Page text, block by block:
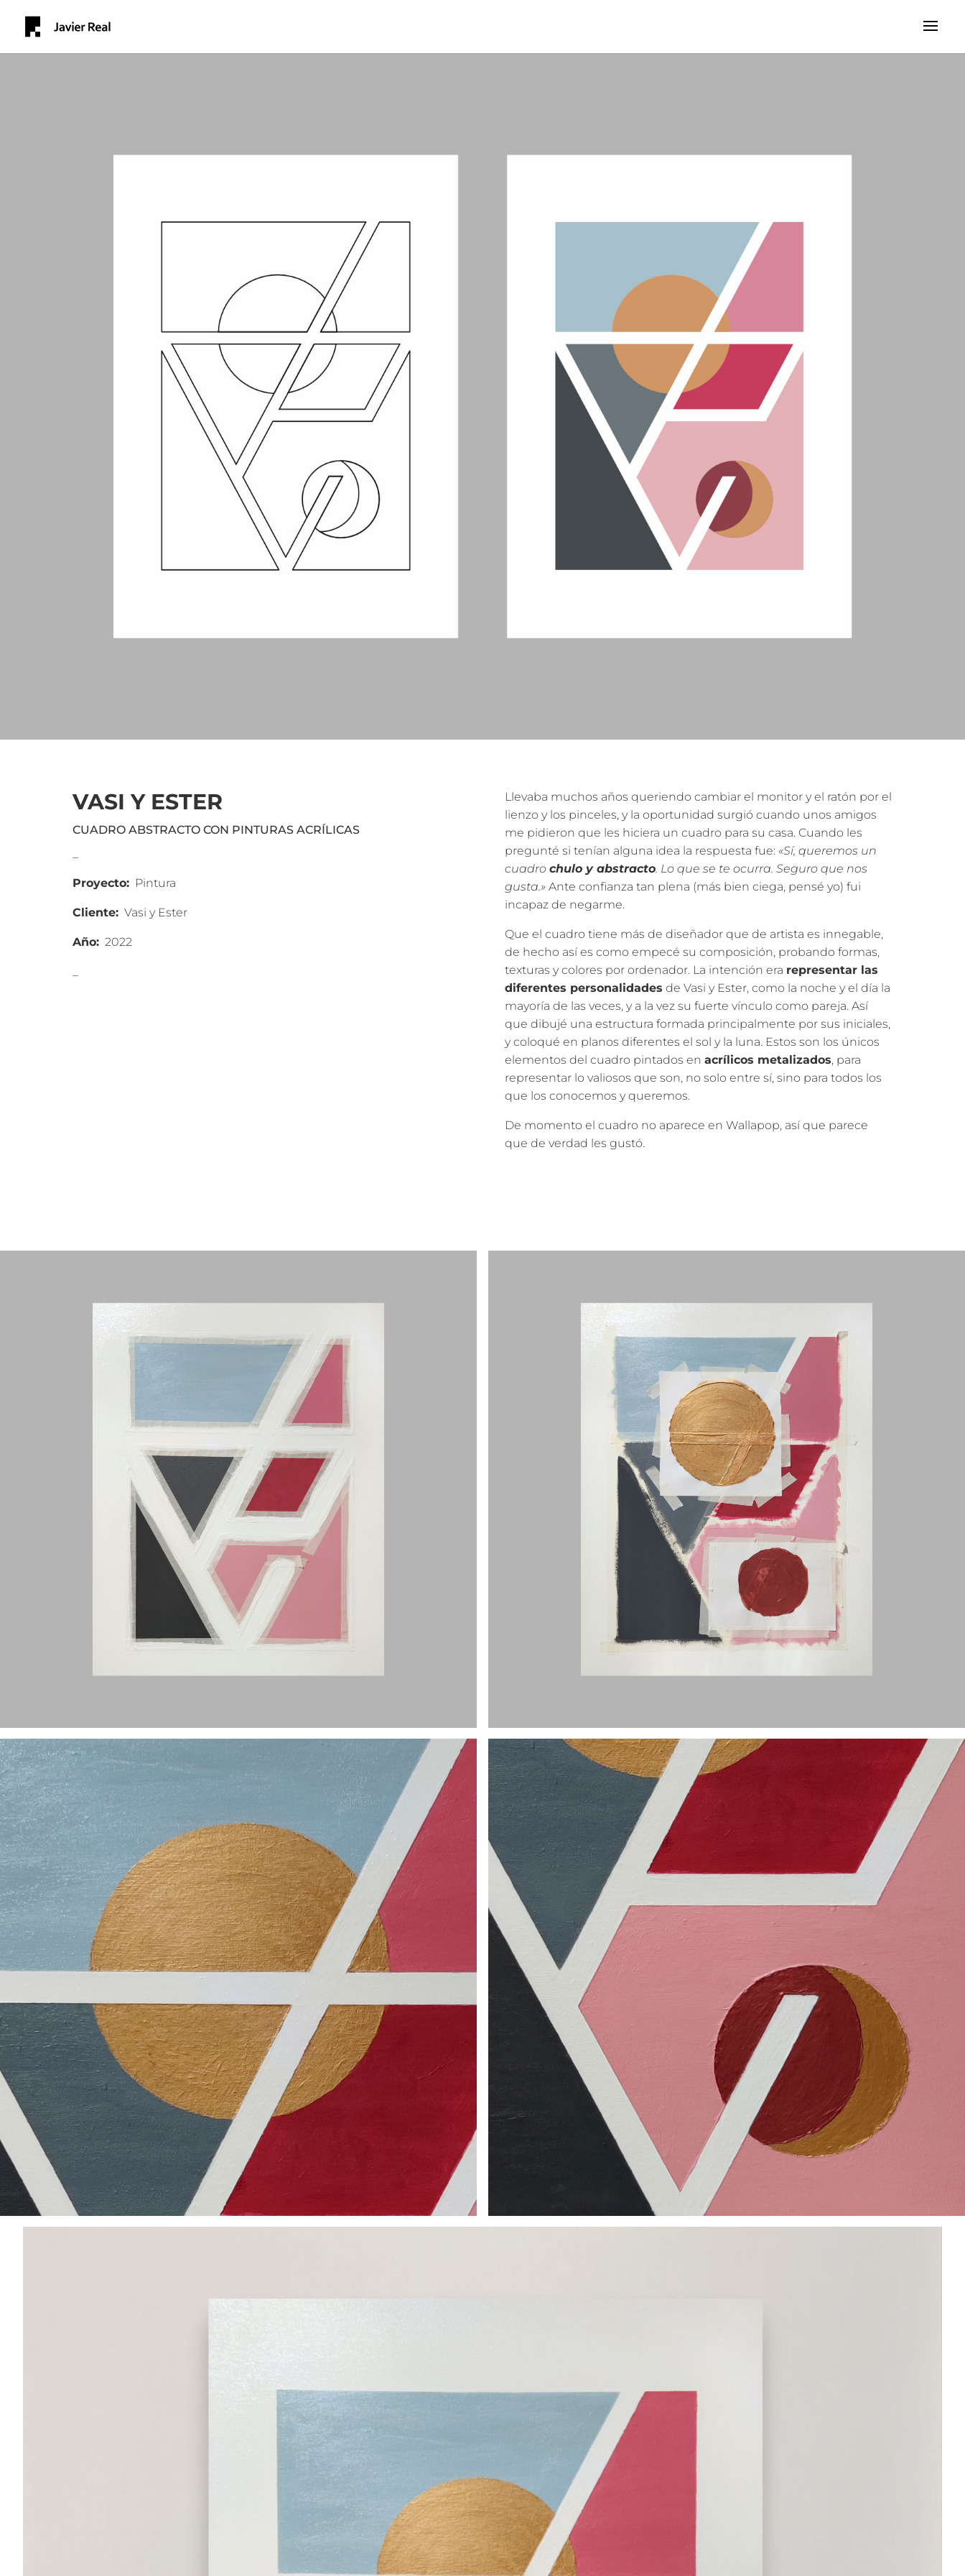
VASI Y ESTER
CUADRO ABSTRACTO CON PINTURAS ACRÍLICAS
Proyecto:Pintura
Cliente:Vasi y Ester
Año:2022
Llevaba muchos años queriendo cambiar el monitor y el ratón por el
lienzo y los pinceles, y la oportunidad surgió cuando unos amigos
me pidieron que les hiciera un cuadro para su casa. Cuando les
pregunté si tenían alguna idea la respuesta fue: «Sí, queremos un
cuadrochulo y abstracto. Lo que se te ocurra. Seguro que nos
gusta.» Ante confianza tan plena (más bien ciega, pensé yo) fui
incapaz de negarme.
Que el cuadro tiene más de diseñador que de artista es innegable,
de hecho así es como empecé su composición, probando formas,
texturas y colores por ordenador. La intención era representar las
diferentes personalidades de Vasi y Ester, como la noche y el día la
mayoría de las veces, y a la vez su fuerte vínculo como pareja. Así
que dibujé una estructura formada principalmente por sus iniciales,
y coloqué en planos diferentes el sol y la luna. Estos son los únicos
elementos del cuadro pintados enacrílicos metalizados, para
representar lo valiosos que son, no solo entre sí, sino para todos los
que los conocemos y queremos.
De momento el cuadro no aparece en Wallapop, así que parece
que de verdad les gustó.